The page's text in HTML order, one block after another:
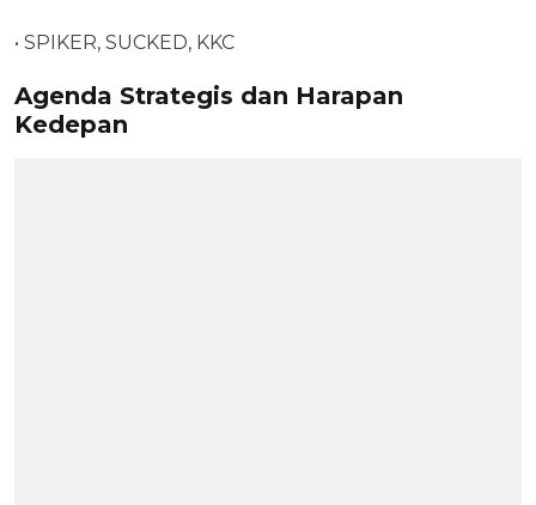
• SPIKER, SUCKED, KKC
Agenda Strategis dan Harapan
Kedepan